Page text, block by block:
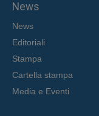
News
News
Editoriali
Stampa
Cartella stampa
Media e Eventi